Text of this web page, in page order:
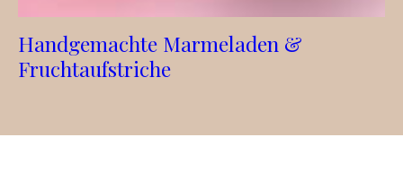
Handgemachte Marmeladen &
Fruchtaufstriche